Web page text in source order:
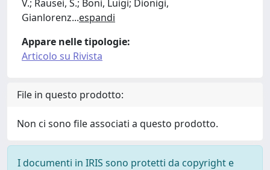
V.; Rausei, S.; Boni, Luigi; Dionigi,
Gianlorenz...espandi
Appare nelle tipologie:
Articolo su Rivista
File in questo prodotto:
Non ci sono file associati a questo prodotto.
I documenti in IRIS sono protetti da copyright e